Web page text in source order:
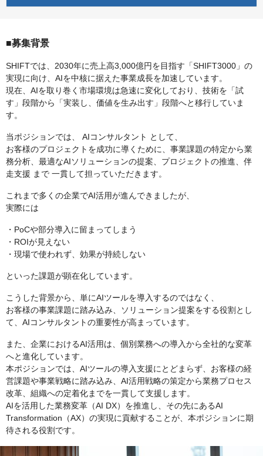
■募集背景
SHIFTでは、2030年に売上高3,000億円を目指す「SHIFT3000」の
実現に向け、AIを中核に据えた事業成長を加速しています。
現在、AIを取り巻く市場環境は急速に変化しており、技術を「試
す」段階から「実装し、価値を生み出す」段階へと移行していま
す。
当ポジションでは、 AIコンサルタント として、
お客様のプロジェクトを成功に導くために、事業課題の特定から業
務分析、最適なAIソリューションの提案、プロジェクトの推進、伴
走支援 まで 一貫して担っていただきます。
これまで多くの企業でAI活用が進んできましたが、
実際には
・PoCや部分導入に留まってしまう
・ROIが見えない
・現場で使われず、効果が持続しない
といった課題が顕在化しています。
こうした背景から、単にAIツールを導入するのではなく、
お客様の事業課題に踏み込み、ソリューション提案をする役割とし
て、AIコンサルタントの重要性が高まっています。
また、企業におけるAI活用は、個別業務への導入から全社的な変革
へと進化しています。
本ポジションでは、AIツールの導入支援にとどまらず、お客様の経
営課題や事業戦略に踏み込み、AI活用戦略の策定から業務プロセス
改革、組織への定着化までを一貫して支援します。
AIを活用した業務変革（AI DX）を推進し、その先にあるAI
Transformation（AX）の実現に貢献することが、本ポジションに期
待される役割です。